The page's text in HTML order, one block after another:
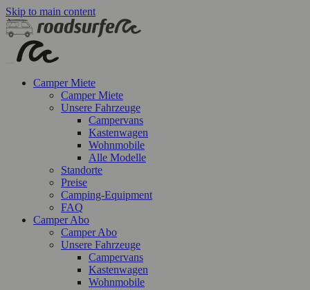
Skip to main content
Camper Miete
Camper Miete
Unsere Fahrzeuge
Campervans
Kastenwagen
Wohnmobile
Alle Modelle
Standorte
Preise
Camping-Equipment
FAQ
Camper Abo
Camper Abo
Unsere Fahrzeuge
Campervans
Kastenwagen
Wohnmobile